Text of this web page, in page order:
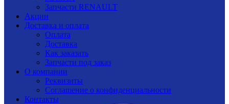
Запчасти RENAULT
Акции
Доставка и оплата
Оплата
Доставка
Как заказать
Запчасти под заказ
О компании
Реквизиты
Соглашение о конфиденциальности
Контакты